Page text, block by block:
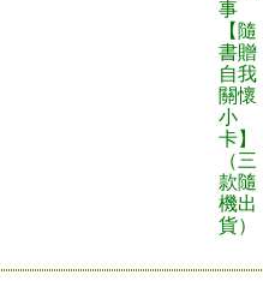
事
【隨
書贈
自我
關懷
小
卡】
（三
款隨
機出
貨）